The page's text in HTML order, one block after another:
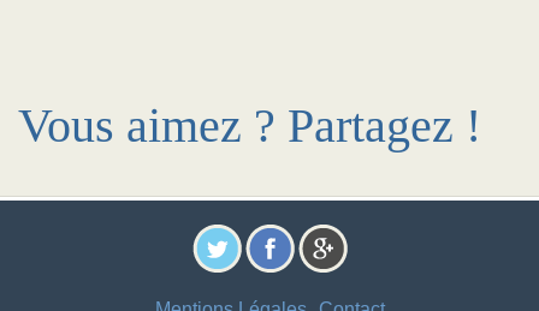
Vous aimez ? Partagez !